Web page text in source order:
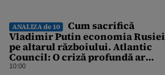
ANALIZA de 10
Cum sacrifică
Vladimir Putin economia Rusiei
pe altarul războiului. Atlantic
Council: O criză profundă ar
putea forța Kremlinul să apeleze
10:00